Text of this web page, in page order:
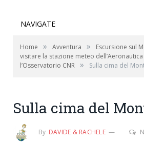
NAVIGATE
Home » Avventura »
Escursione sul
visitare la stazione meteo
l’Osservatorio CNR » Sulla cima del
Sulla cima del
By DAVIDE & RACHELE